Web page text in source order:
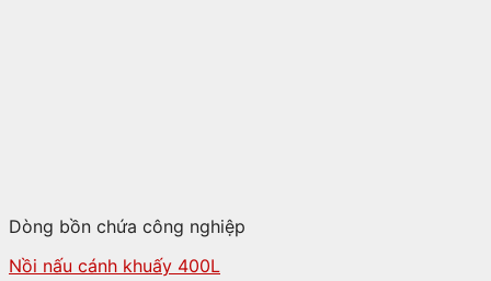
Dòng bồn chứa công nghiệp
Nồi nấu cánh khuấy 400L